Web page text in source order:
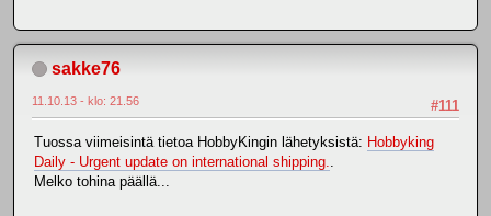
sakke76
#111
11.10.13 - klo: 21.56
Tuossa viimeisintä tietoa HobbyKingin lähetyksistä: Hobbyking
Daily - Urgent update on international shipping..
Melko tohina päällä...